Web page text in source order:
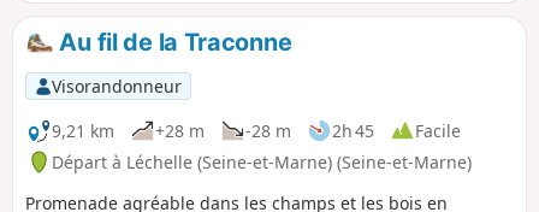
Au fil de la Traconne
Visorandonneur
9,21 km
+28 m -28 m 2h 45
Facile
Départ à Léchelle (Seine-et-Marne) (Seine-et-Marne)
Promenade agréable dans les champs et les bois en